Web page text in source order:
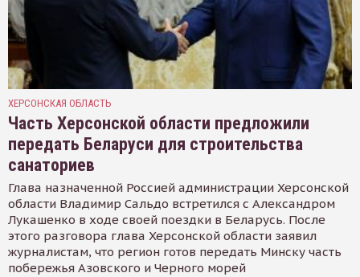
ХЕРСОНСКАЯ ОБЛАСТЬ
Часть Херсонской области предложили
передать Беларуси для строительства
санаториев
Глава назначенной Россией администрации Херсонской
области Владимир Сальдо встретился с Александром
Лукашенко в ходе своей поездки в Беларусь. После
этого разговора глава Херсонской области заявил
журналистам, что регион готов передать Минску часть
побережья Азовского и Черного морей